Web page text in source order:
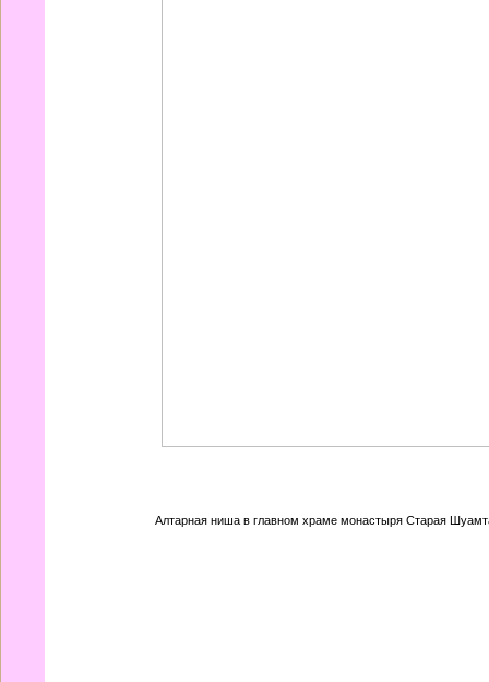
Алтарная ниша в главном храме монастыря Старая